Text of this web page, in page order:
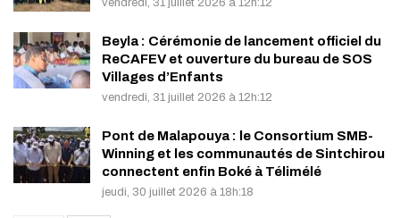
Beyla : Cérémonie de lancement officiel du
ReCAFEV et ouverture du bureau de SOS
Villages d’Enfants
vendredi, 31 juillet 2026 à 12h:12
Pont de Malapouya : le Consortium SMB-
Winning et les communautés de Sintchirou
connectent enfin Boké à Télimélé
jeudi, 30 juillet 2026 à 18h:18